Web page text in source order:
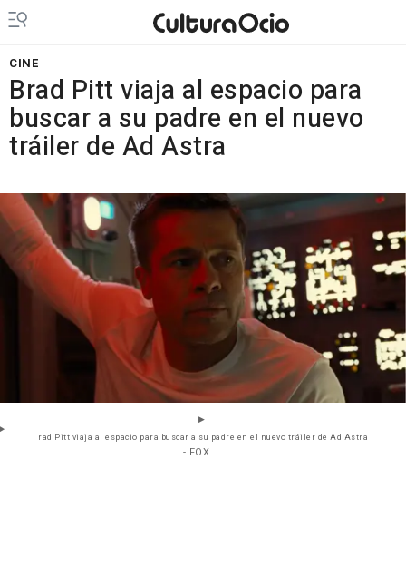
CINE
Brad Pitt viaja al espacio para
buscar a su padre en el nuevo
tráiler de Ad Astra
rad Pitt viaja al espacio para buscar a su padre en el nuevo tráiler de Ad Astra
- FOX